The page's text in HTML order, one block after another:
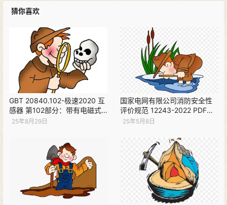
猜你喜欢
GBT 20840.102-极速2020 互
感器 第102部分：带有电磁式
电压互感器的变电站中的铁磁
25年8月29日
国家电网有限公司消防安全性
评价规范 12243-2022 PDF下
载
25年5月8日